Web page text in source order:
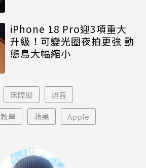
iPhone 18 Pro迎3項重大
升級！可變光圈夜拍更強 動
態島大幅縮小
無障礙 語音
教學 蘋果 Apple